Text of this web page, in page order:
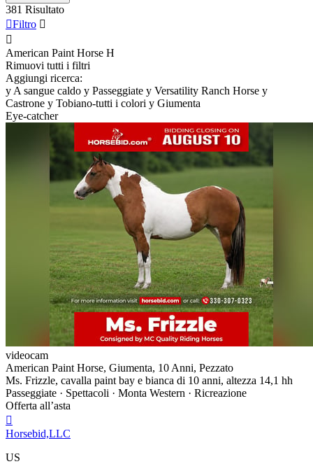
381 Risultato
Filtro 

American Paint Horse H
Rimuovi tutti i filtri
Aggiungi ricerca:
y A sangue caldo y Passeggiate y Versatility Ranch Horse y
Castrone y Tobiano-tutti i colori y Giumenta
Eye-catcher
videocam
American Paint Horse, Giumenta, 10 Anni, Pezzato
Ms. Frizzle, cavalla paint bay e bianca di 10 anni, altezza 14,1 hh
Passeggiate · Spettacoli · Monta Western · Ricreazione
Offerta all’asta

Horsebid,LLC
US